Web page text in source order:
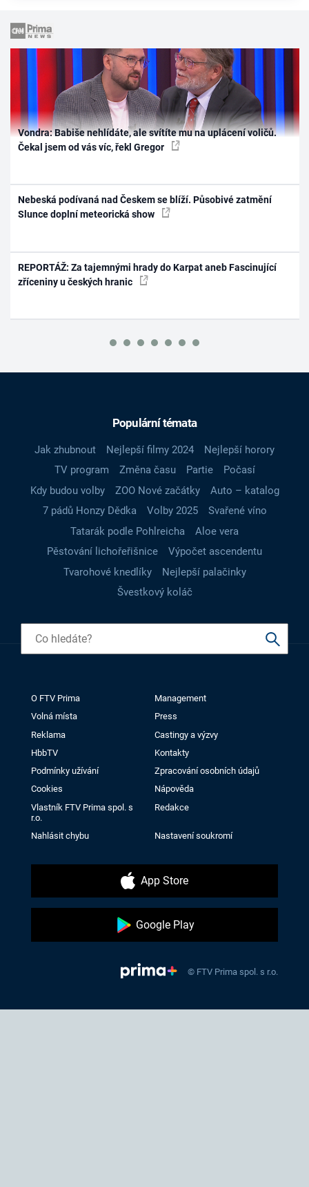
Vondra: Babiše nehlídáte, ale svítíte mu na uplácení voličů.
Čekal jsem od vás víc, řekl Gregor
Nebeská podívaná nad Českem se blíží. Působivé zatmění
Slunce doplní meteorická show
REPORTÁŽ: Za tajemnými hrady do Karpat aneb Fascinující
zříceniny u českých hranic
Populární témata
Jak zhubnout Nejlepší filmy 2024
Nejlepší horory
TV program
Změna času Partie
Počasí
Kdy budou volby
ZOO Nové začátky
Auto – katalog
7 pádů Honzy Dědka
Volby 2025
Svařené víno
Tatarák podle Pohlreicha
Aloe vera
Pěstování lichořeřišnice
Výpočet ascendentu
Tvarohové knedlíky
Nejlepší palačinky
Švestkový koláč
O FTV Prima
Management
Volná místa
Press
Reklama
Castingy a výzvy
HbbTV
Kontakty
Podmínky užívání
Zpracování osobních údajů
Cookies
Nápověda
Vlastník FTV Prima spol. s
r.o.
Redakce
Nahlásit chybu Nastavení soukromí
App Store
Google Play
© FTV Prima spol. s r.o.